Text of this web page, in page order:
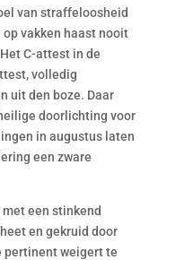
van straffeloosheid
vakken haast nooit
C-attest in de
volledig
uit den boze. Daar
doorlichting voor
in augustus laten
een zware
een stinkend
en gekruid door
pertinent weigert te